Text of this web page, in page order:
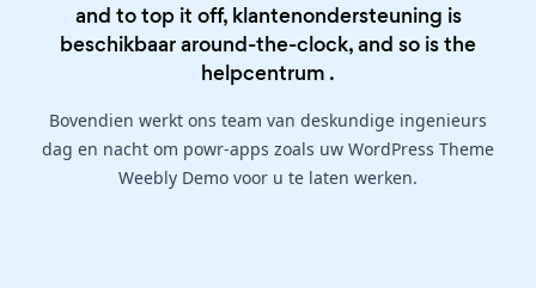
and to top it off, klantenondersteuning is
beschikbaar around-the-clock, and so is the
helpcentrum .
Bovendien werkt ons team van deskundige ingenieurs
dag en nacht om powr-apps zoals uw WordPress Theme
Weebly Demo voor u te laten werken.